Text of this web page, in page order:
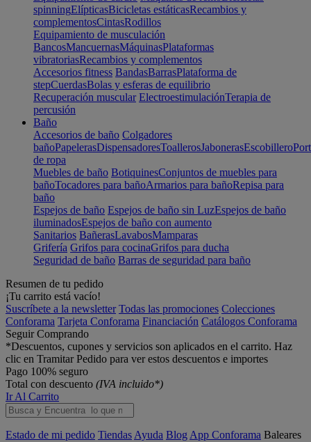
spinningElípticasBicicletas estáticasRecambios y
complementosCintasRodillos
Equipamiento de musculación
BancosMancuernasMáquinasPlataformas
vibratoriasRecambios y complementos
Accesorios fitness BandasBarrasPlataforma de
stepCuerdasBolas y esferas de equilibrio
Recuperación muscular ElectroestimulaciónTerapia de
percusión
Baño
Accesorios de baño Colgadores
bañoPapelerasDispensadoresToallerosJabonerasEscobillero
de ropa
Muebles de baño BotiquinesConjuntos de muebles para
bañoTocadores para bañoArmarios para bañoRepisa para
baño
Espejos de baño Espejos de baño sin LuzEspejos de baño
iluminadosEspejos de baño con aumento
Sanitarios BañerasLavabosMamparas
Grifería Grifos para cocinaGrifos para ducha
Seguridad de baño Barras de seguridad para baño
Resumen de tu pedido
¡Tu carrito está vacío!
Suscríbete a la newsletter Todas las promociones Colecciones
Conforama Tarjeta Conforama Financiación Catálogos Conforama
Seguir Comprando
*Descuentos, cupones y servicios son aplicados en el carrito. Haz
clic en Tramitar Pedido para ver estos descuentos e importes
Pago 100% seguro
Total con descuento (IVA incluido*)
Ir Al Carrito
Estado de mi pedido Tiendas Ayuda Blog App Conforama Baleares